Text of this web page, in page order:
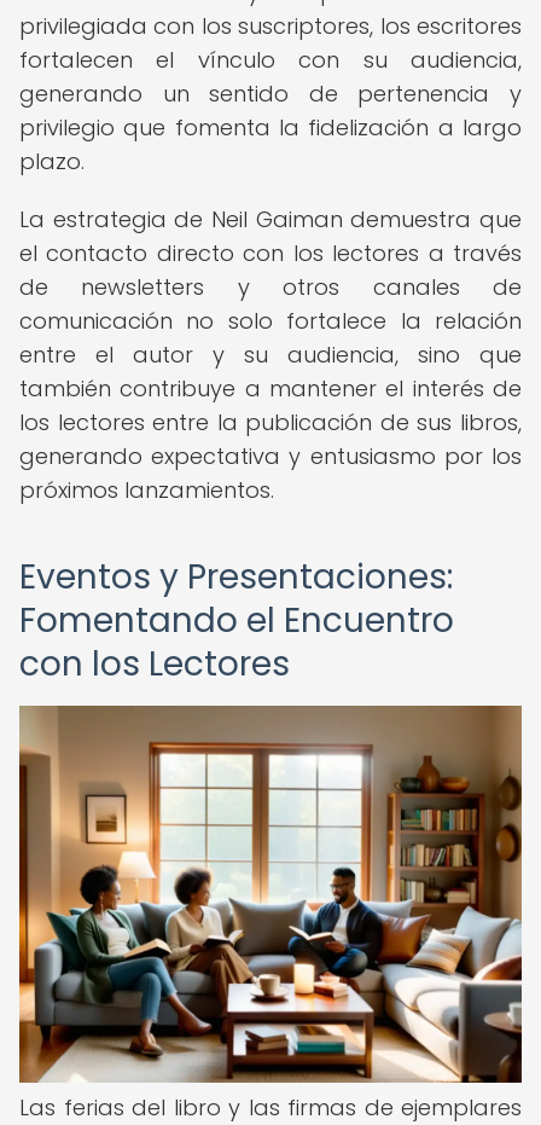
privilegiada con los suscriptores, los escritores
fortalecen el vínculo con su audiencia,
generando un sentido de pertenencia y
privilegio que fomenta la fidelización a largo
plazo.
La estrategia de Neil Gaiman demuestra que
el contacto directo con los lectores a través
de newsletters y otros canales de
comunicación no solo fortalece la relación
entre el autor y su audiencia, sino que
también contribuye a mantener el interés de
los lectores entre la publicación de sus libros,
generando expectativa y entusiasmo por los
próximos lanzamientos.
Eventos y Presentaciones:
Fomentando el Encuentro
con los Lectores
Las ferias del libro y las firmas de ejemplares